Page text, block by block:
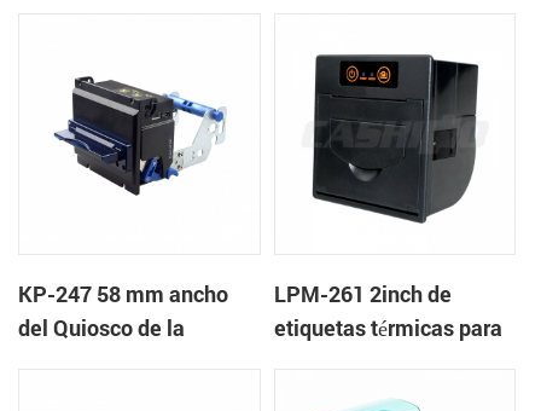
KP-247 58 mm ancho
del Quiosco de la
LPM-261 2inch de
etiquetas térmicas para
impresoras de apoyo de